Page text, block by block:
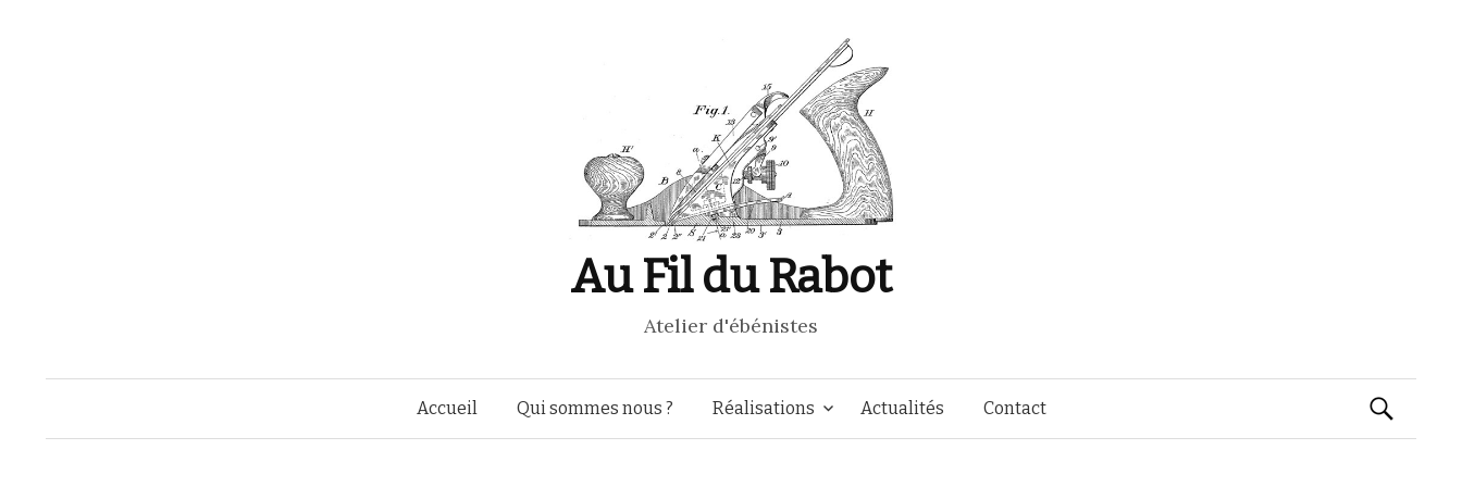
Au Fil du Rabot
Atelier d'ébénistes
Aller
Accueil Qui sommes nous ? Réalisations Actualités Contact Rechercher :